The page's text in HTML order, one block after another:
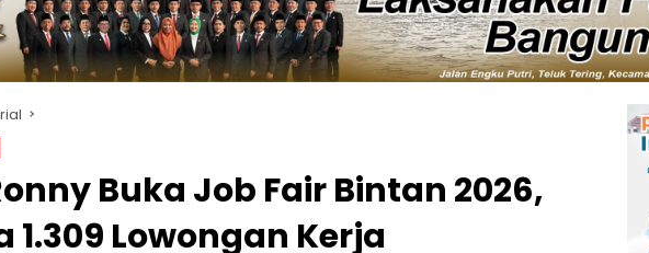
Buka Job Fair Bintan 2026,
1.309 Lowongan Kerja